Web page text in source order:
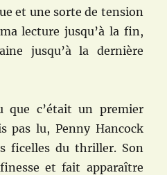
et une sorte de tension
lecturejusqu’à la fin,
jusqu’à la dernière
que c’était un premier
pas lu, Penny Hancock
ficelles du thriller. Son
et fait apparaître